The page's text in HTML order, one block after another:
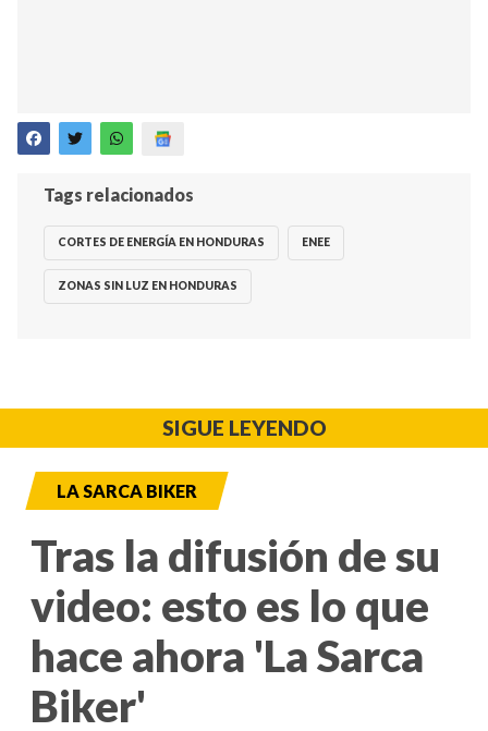
Tags relacionados
CORTES DE ENERGÍA EN HONDURAS ENEE
ZONAS SIN LUZ EN HONDURAS
SIGUE LEYENDO
LA SARCA BIKER
Tras la difusión de su
video: esto es lo que
hace ahora 'La Sarca
Biker'